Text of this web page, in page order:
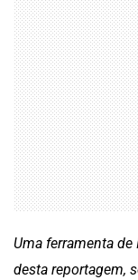
Uma ferramenta
desta reportagem,